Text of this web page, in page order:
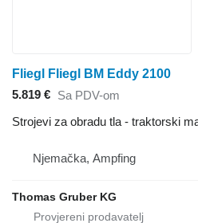
Fliegl Fliegl BM Eddy 2100
5.819 € Sa PDV-om
Strojevi za obradu tla - traktorski
Njemačka, Ampfing
Thomas Gruber KG